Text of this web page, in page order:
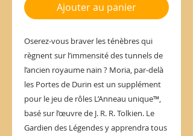
Ajouter au panier
Oserez-vous braver les ténèbres qui
règnent sur l’immensité des tunnels de
l’ancien royaume nain ? Moria, par-delà
les Portes de Durin est un supplément
pour le jeu de rôles L’Anneau unique™,
basé sur l’œuvre de J. R. R. Tolkien. Le
Gardien des Légendes y apprendra tous